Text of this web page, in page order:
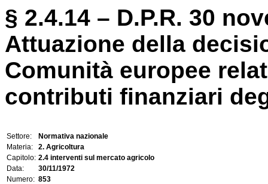
§ 2.4.14 – D.P.R. 30
Attuazione della
Comunità europee
contributi finanziari
Settore:
Normativa nazionale
Materia:
2. Agricoltura
Capitolo: 2.4 interventi sul mercato agricolo
Data:
30/11/1972
Numero: 853